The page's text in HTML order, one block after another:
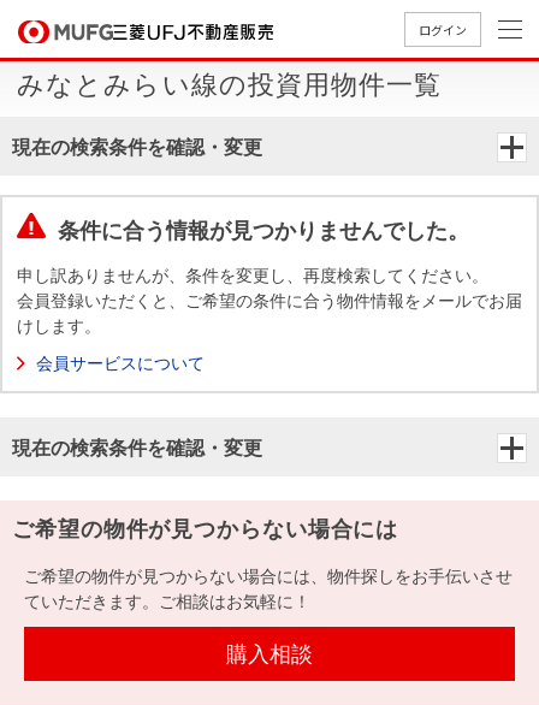
ログイン
買いたいTOP
中古
ショ
探す
新
建て
す
投
用
事業
件を
売りたいTOP
無
査
売
AI
売却
時手
金額
店舗案内TOP
店舗のご
都圏）
店舗のご
古屋）
店舗のご
会社情報TOP
ごあいさ
会社概
MUFG
ョン
沿革
本社地
図
ニュース
（電子ブ
採用情報TOP
新卒採用
キャリア
買いたい
売りたい
店舗案内
会社情報
採用情報
法人のお客さま
提携企業にお勤めの方
会員ページ
閉じる
みなとみらい線の投資用物件一覧
現在の検索条件を確認・変更
条件に合う情報が見つかりませんでした。
申し訳ありませんが、条件を変更し、再度検索してください。
会員登録いただくと、ご希望の条件に合う物件情報をメールでお届
けします。
会員サービスについて
現在の検索条件を確認・変更
ご希望の物件が見つからない場合には
ご希望の物件が見つからない場合には、物件探しをお手伝いさせ
ていただきます。ご相談はお気軽に！
購入相談